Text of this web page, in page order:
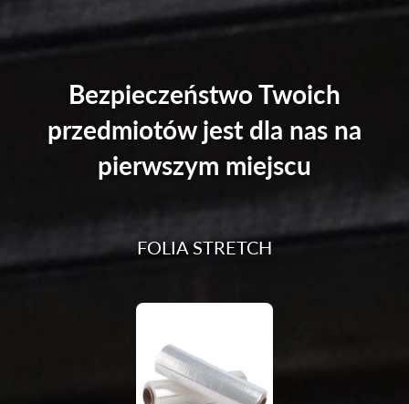
Bezpieczeństwo Twoich
przedmiotów jest dla nas na
pierwszym miejscu
FOLIA STRETCH